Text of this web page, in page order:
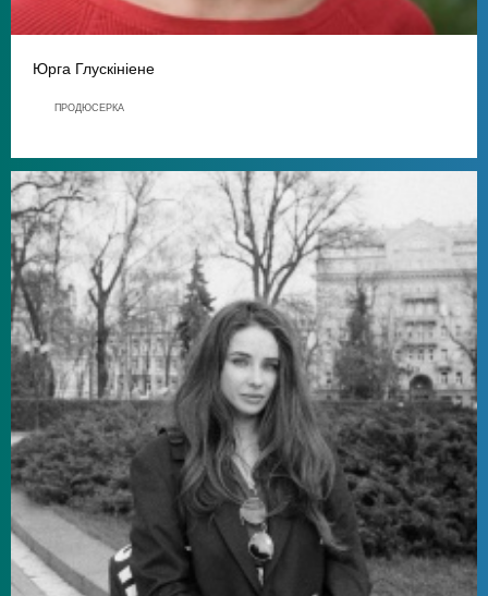
Юрга Глускініене
ПРОДЮСЕРКА